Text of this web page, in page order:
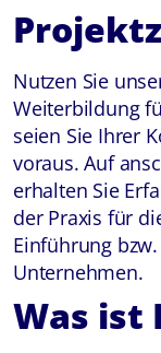
Nutzen Sie
Weiterbildung
seien Sie Ihrer
voraus. Auf
erhalten Sie
der Praxis für
Einführung
Unternehmen.
Was ist